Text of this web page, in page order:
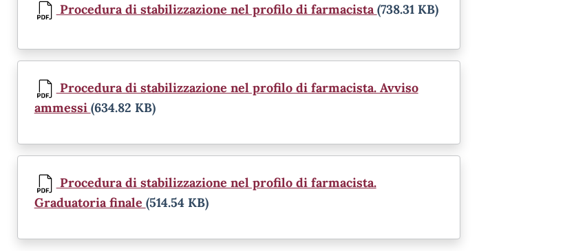
Procedura di stabilizzazione nel profilo di farmacista (738.31 KB)
Procedura di stabilizzazione nel profilo di farmacista. Avviso
ammessi (634.82 KB)
Procedura di stabilizzazione nel profilo di farmacista.
Graduatoria finale (514.54 KB)